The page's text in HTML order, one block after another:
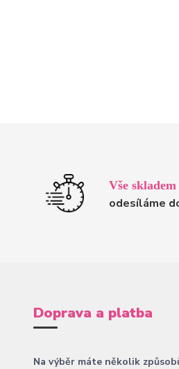
Vše skladem
odesíláme
Doprava a platba
Na výběr máte několik